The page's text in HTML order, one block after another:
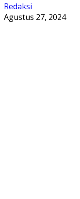
Redaksi
Agustus 27, 2024